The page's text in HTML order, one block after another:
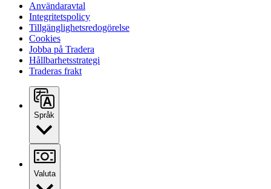
Användaravtal
Integritetspolicy
Tillgänglighetsredogörelse
Cookies
Jobba på Tradera
Hållbarhetsstrategi
Traderas frakt
Språk
Valuta